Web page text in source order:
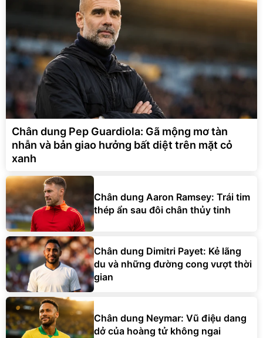
Chân dung Pep Guardiola: Gã mộng mơ tàn
nhẫn và bản giao hưởng bất diệt trên mặt cỏ
xanh
Chân dung Aaron Ramsey: Trái tim
thép ẩn sau đôi chân thủy tinh
Chân dung Dimitri Payet: Kẻ lãng
du và những đường cong vượt thời
gian
Chân dung Neymar: Vũ điệu dang
dở của hoàng tử không ngai